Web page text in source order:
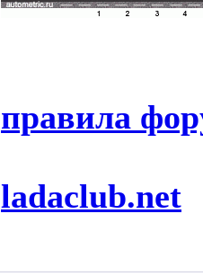
правила
ladaclub.net